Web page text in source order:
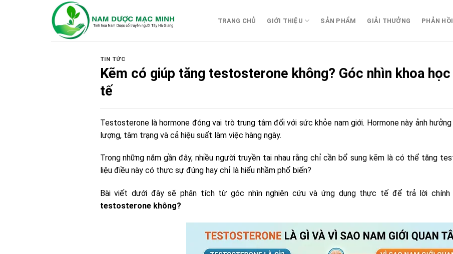
TRANG CHỦ GIỚI THIỆU SẢN PHẨM GIẢI THƯỞNG PHẢN HỒI
TIN TỨC
Kẽm có giúp tăng testosterone không? Góc nhìn khoa
tế
Testosterone là hormone đóng vai trò trung tâm đối với sức khỏe nam giới. Hormone này ảnh hưởng
lượng, tâm trạng và cả hiệu suất làm việc hàng ngày.
Trong những năm gần đây, nhiều người truyền tai nhau rằng chỉ cần bổ sung kẽm là có thể tăng
liệu điều này có thực sự đúng hay chỉ là hiểu nhầm phổ biến?
Bài viết dưới đây sẽ phân tích từ góc nhìn nghiên cứu và ứng dụng thực tế để trả lời chính
testosterone không?